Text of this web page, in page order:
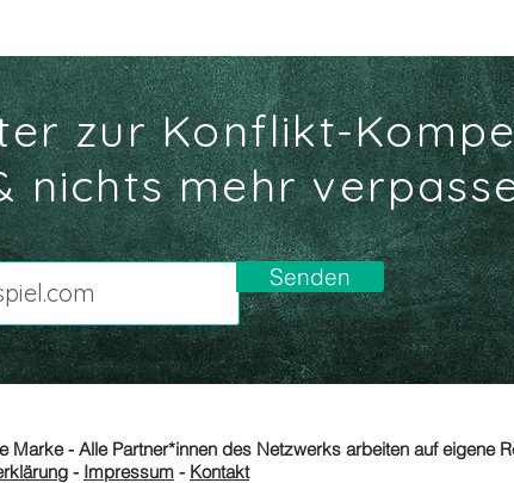
zur Konflikt-
nichts mehr
Senden
Marke - Alle Partner*innen des Netzwerks arbeiten auf eigene
- Impressum - Kontakt